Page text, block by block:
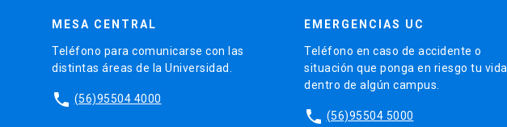
MESA CENTRAL
Teléfono para comunicarse con las
distintas áreas de la Universidad.
phone (56)95504 4000
EMERGENCIAS UC
Teléfono en caso de accidente o
situación que ponga en riesgo tu vida
dentro de algún campus.
phone (56)95504 5000